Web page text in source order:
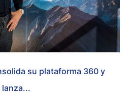
su plataforma 360 y
lanza...